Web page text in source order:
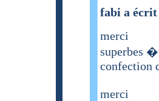
fabi a
merci
superbes
confection
merci